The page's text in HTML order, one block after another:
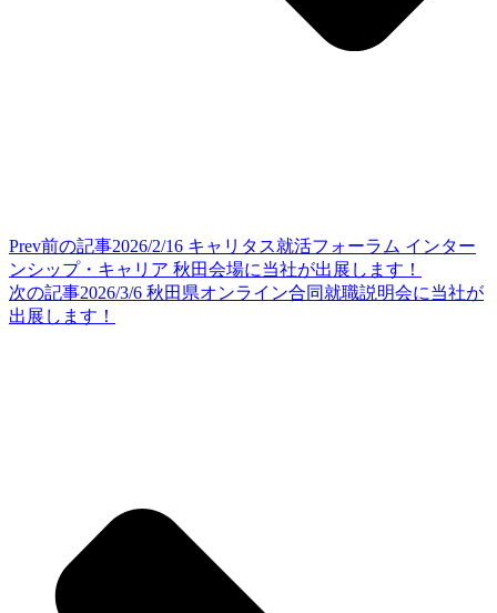
Prev前の記事2026/2/16 キャリタス就活フォーラム インター
ンシップ・キャリア 秋田会場に当社が出展します！
次の記事2026/3/6 秋田県オンライン合同就職説明会に当社が
出展します！